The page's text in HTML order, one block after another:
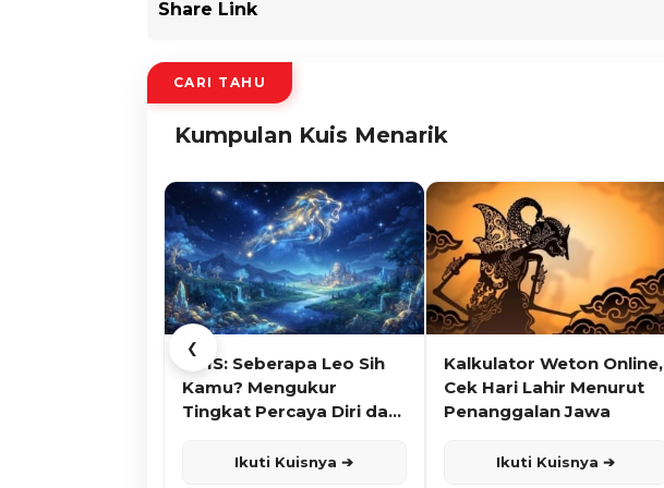
Share Link
CARI TAHU
Kumpulan Kuis Menarik
❮
KUIS: Seberapa Leo Sih
Kamu? Mengukur
Tingkat Percaya Diri dan
Ikuti Kuisnya ➔
Kalkulator Weton Online,
Cek Hari Lahir Menurut
Penanggalan Jawa
Ikuti Kuisnya ➔